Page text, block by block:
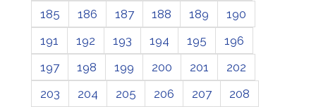
185
186 187 188 189
190
191
192 193 194 195
196
197
198 199 200 201
202
203
204 205 206 207
208